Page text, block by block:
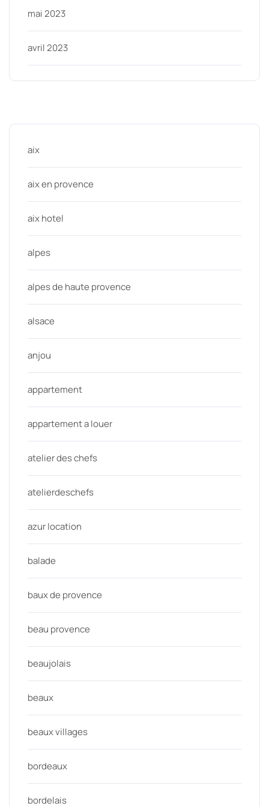
mai 2023
avril 2023
aix
aix en provence
aix hotel
alpes
alpes de haute provence
alsace
anjou
appartement
appartement a louer
atelier des chefs
atelierdeschefs
azur location
balade
baux de provence
beau provence
beaujolais
beaux
beaux villages
bordeaux
bordelais